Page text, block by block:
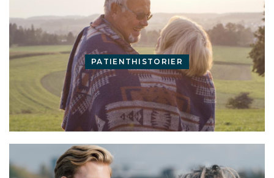
PATIENTHISTORIER